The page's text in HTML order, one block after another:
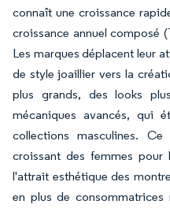
connaît une croissance
croissance annuel composé
Les marques déplacent leur
de style joaillier vers la
plus grands, des looks
mécaniques avancés, qui
collections masculines.
croissant des femmes pour
l'attrait esthétique des
en plus de consommatrices